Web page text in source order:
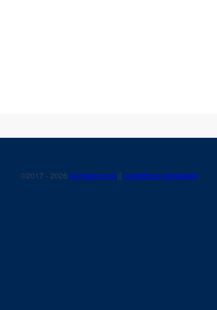
©2017 - 2026 la-mairie.com || Conditions générales